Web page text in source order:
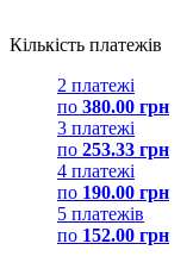
Кількість платежів
2 платежі
по 380.00 грн
3 платежі
по 253.33 грн
4 платежі
по 190.00 грн
5 платежів
по 152.00 грн